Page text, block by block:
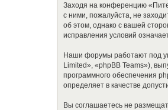
Заходя на конференцию
с ними, пожалуйста, не
об этом, однако с вашей
исправления условий
Наши форумы работают под
Limited», «phpBB Teams»),
программного обеспечения
определяет в качестве
Вы соглашаетесь не